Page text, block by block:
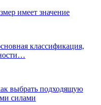
имеет значение
классификация,
выбрать подходящую
силами